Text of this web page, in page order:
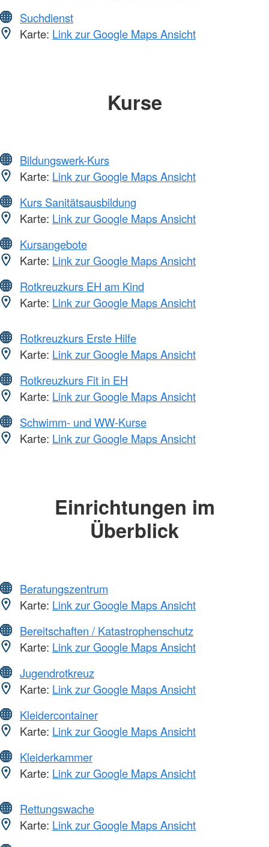
Suchdienst
Karte: Link zur Google Maps Ansicht
Kurse
Bildungswerk-Kurs
Karte: Link zur Google Maps Ansicht
Kurs Sanitätsausbildung
Karte: Link zur Google Maps Ansicht
Kursangebote
Karte: Link zur Google Maps Ansicht
Rotkreuzkurs EH am Kind
Karte: Link zur Google Maps Ansicht
Rotkreuzkurs Erste Hilfe
Karte: Link zur Google Maps Ansicht
Rotkreuzkurs Fit in EH
Karte: Link zur Google Maps Ansicht
Schwimm- und WW-Kurse
Karte: Link zur Google Maps Ansicht
Einrichtungen im
Überblick
Beratungszentrum
Karte: Link zur Google Maps Ansicht
Bereitschaften / Katastrophenschutz
Karte: Link zur Google Maps Ansicht
Jugendrotkreuz
Karte: Link zur Google Maps Ansicht
Kleidercontainer
Karte: Link zur Google Maps Ansicht
Kleiderkammer
Karte: Link zur Google Maps Ansicht
Rettungswache
Karte: Link zur Google Maps Ansicht